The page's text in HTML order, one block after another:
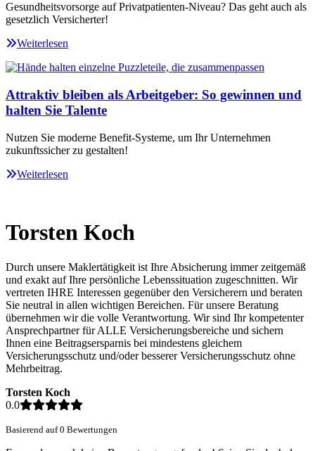
Gesundheitsvorsorge auf Privatpatienten-Niveau? Das geht auch als
gesetzlich Versicherter!
Weiterlesen
Attraktiv bleiben als Arbeitgeber: So gewinnen und
halten Sie Talente
Nutzen Sie moderne Benefit-Systeme, um Ihr Unternehmen
zukunftssicher zu gestalten!
Weiterlesen
Torsten Koch
Durch unsere Maklertätigkeit ist Ihre Absicherung immer zeitgemäß
und exakt auf Ihre persönliche Lebenssituation zugeschnitten. Wir
vertreten IHRE Interessen gegenüber den Versicherern und beraten
Sie neutral in allen wichtigen Bereichen. Für unsere Beratung
übernehmen wir die volle Verantwortung. Wir sind Ihr kompetenter
Ansprechpartner für ALLE Versicherungsbereiche und sichern
Ihnen eine Beitragsersparnis bei mindestens gleichem
Versicherungsschutz und/oder besserer Versicherungsschutz ohne
Mehrbeitrag.
Torsten Koch
0.0
Basierend auf 0 Bewertungen